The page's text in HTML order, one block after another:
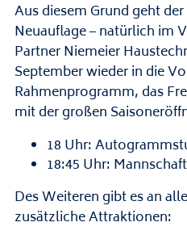
Aus diesem Grund geht
Neuauflage – natürlich im
Partner Niemeier
September wieder in die
Rahmenprogramm, das
mit der großen
18 Uhr:
18:45 Uhr:
Des Weiteren gibt es an
zusätzliche Attraktionen: